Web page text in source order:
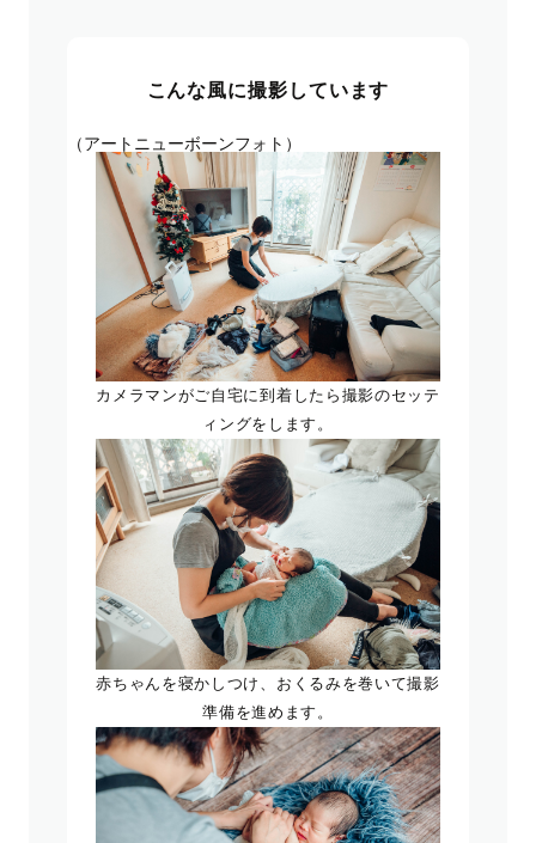
こんな風に撮影しています
（アートニューボーンフォト）
カメラマンがご自宅に到着したら撮影のセッテ
ィングをします。
赤ちゃんを寝かしつけ、おくるみを巻いて撮影
準備を進めます。